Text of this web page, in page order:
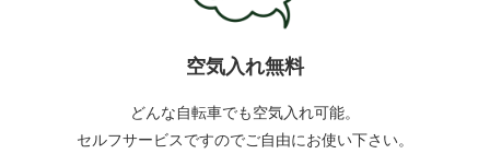
空気入れ無料
どんな自転車でも空気入れ可能。
セルフサービスですのでご自由にお使い下さい。